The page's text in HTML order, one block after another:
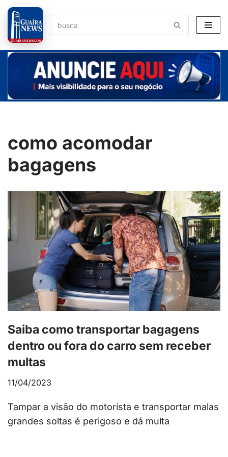
Pular
para
o
conteúdo
como acomodar
bagagens
Saiba como transportar bagagens
dentro ou fora do carro sem receber
multas
11/04/2023
Tampar a visão do motorista e transportar malas
grandes soltas é perigoso e dá multa